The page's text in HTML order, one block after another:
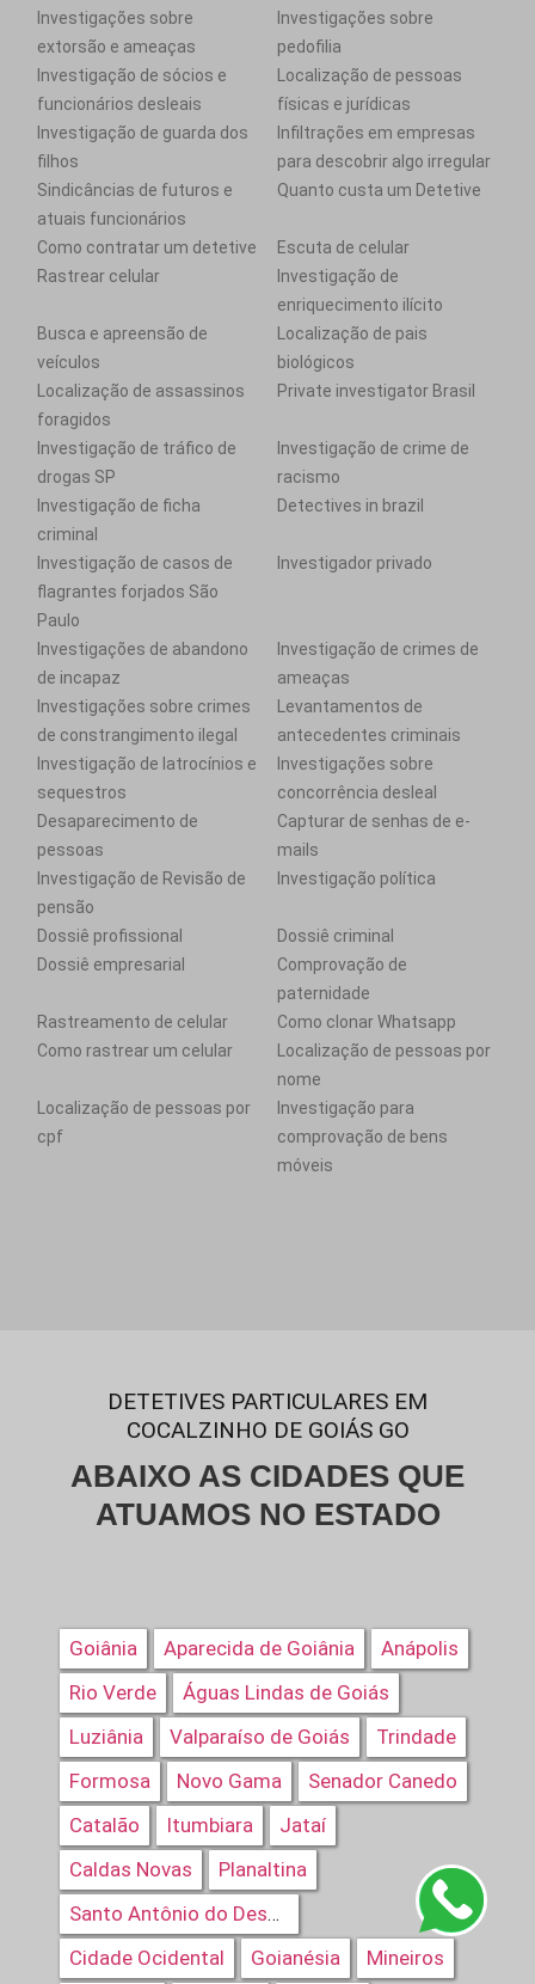
Investigações sobre
extorsão e ameaças
Investigações sobre
pedofilia
Investigação de sócios e
funcionários desleais
Localização de pessoas
físicas e jurídicas
Investigação de guarda dos
filhos
Infiltrações em empresas
para descobrir algo irregular
Sindicâncias de futuros e
atuais funcionários
Quanto custa um Detetive
Como contratar um detetive
Escuta de celular
Rastrear celular
Investigação de
enriquecimento ilícito
Busca e apreensão de
veículos
Localização de pais
biológicos
Localização de assassinos
foragidos
Private investigator Brasil
Investigação de tráfico de
drogas SP
Investigação de crime de
racismo
Investigação de ficha
criminal
Detectives in brazil
Investigação de casos de
flagrantes forjados São
Paulo
Investigador privado
Investigações de abandono
de incapaz
Investigação de crimes de
ameaças
Investigações sobre crimes
de constrangimento ilegal
Levantamentos de
antecedentes criminais
Investigação de latrocínios e
sequestros
Investigações sobre
concorrência desleal
Desaparecimento de
pessoas
Capturar de senhas de e-
mails
Investigação de Revisão de
pensão
Investigação política
Dossiê profissional
Dossiê criminal
Dossiê empresarial
Comprovação de
paternidade
Rastreamento de celular
Como clonar Whatsapp
Como rastrear um celular
Localização de pessoas por
nome
Localização de pessoas por
cpf
Investigação para
comprovação de bens
móveis
DETETIVES PARTICULARES EM
COCALZINHO DE GOIÁS GO
ABAIXO AS CIDADES QUE
ATUAMOS NO ESTADO
Goiânia Aparecida de Goiânia
Anápolis
Rio Verde
Águas Lindas de Goiás
Luziânia
Valparaíso de Goiás
Trindade
Formosa
Novo Gama
Senador Canedo
Catalão
Itumbiara
Jataí
Caldas Novas
Planaltina
Santo Antônio do Descoberto
Cidade Ocidental Goianésia Mineiros